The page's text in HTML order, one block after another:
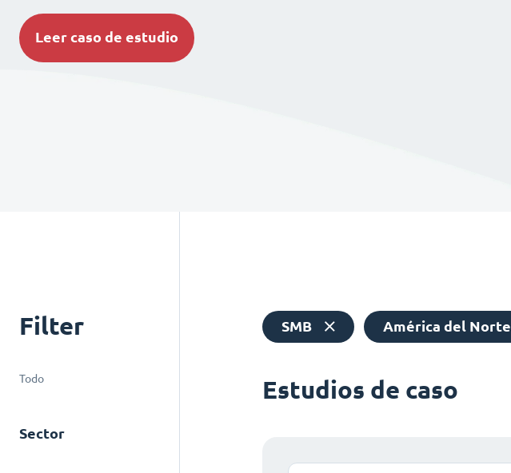
Leer caso de estudio
Filter
Todo
Sector
SMB América del Norte
Estudios de caso